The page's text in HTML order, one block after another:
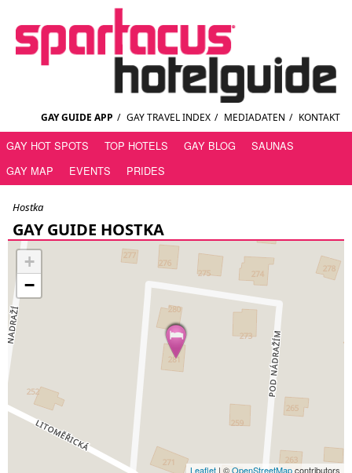
GAY GUIDE APP / GAY TRAVEL INDEX / MEDIADATEN / KONTAKT
GAY HOT SPOTS TOP HOTELS GAY BLOG
SAUNAS
GAY MAP
EVENTS PRIDES
Hostka
GAY GUIDE HOSTKA
+
−
Leaflet | ©OpenStreetMapcontributors